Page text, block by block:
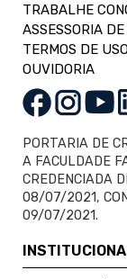
TRABALHE
ASSESSORIA
TERMOS DE
OUVIDORIA
PORTARIA DE
A FACULDADE
CREDENCIADA
08/07/2021,
09/07/2021.